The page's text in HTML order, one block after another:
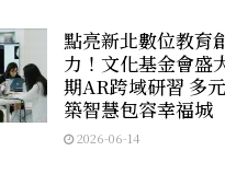
點亮新北數位教育
力！文化基金會盛
期AR跨域研習 多
築智慧包容幸福城
2026-06-14